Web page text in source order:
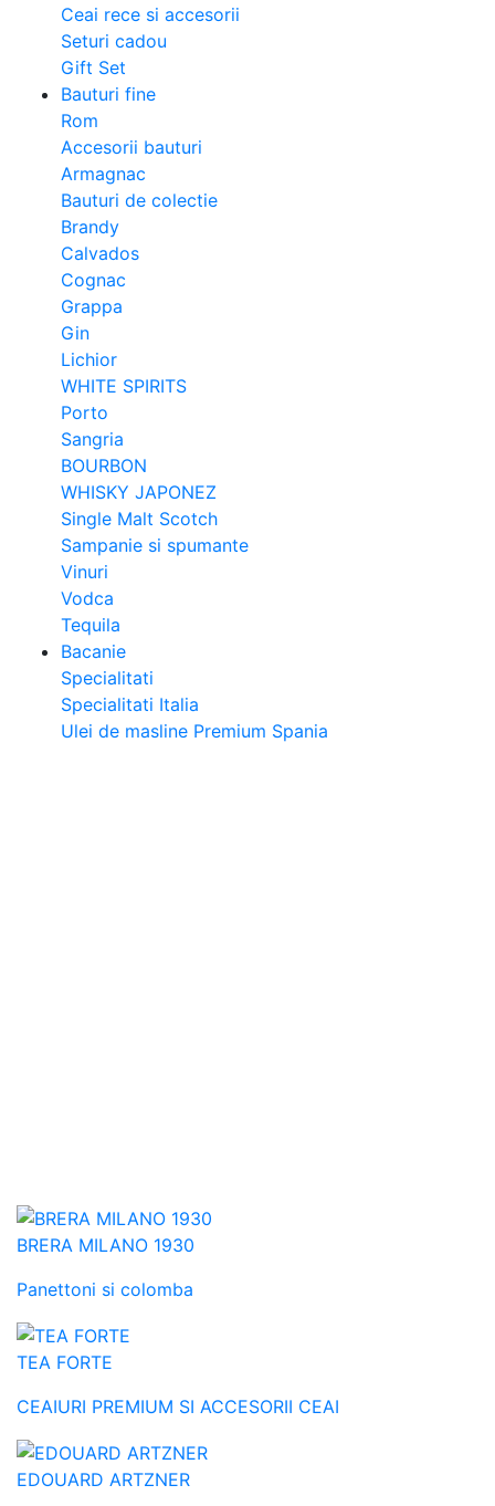
Ceai rece si accesorii
Seturi cadou
Gift Set
Bauturi fine
Rom
Accesorii bauturi
Armagnac
Bauturi de colectie
Brandy
Calvados
Cognac
Grappa
Gin
Lichior
WHITE SPIRITS
Porto
Sangria
BOURBON
WHISKY JAPONEZ
Single Malt Scotch
Sampanie si spumante
Vinuri
Vodca
Tequila
Bacanie
Specialitati
Specialitati Italia
Ulei de masline Premium Spania
BRERA MILANO 1930
Panettoni si colomba
TEA FORTE
CEAIURI PREMIUM SI ACCESORII CEAI
EDOUARD ARTZNER